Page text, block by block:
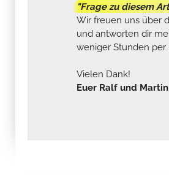
"Frage zu diesem
Wir freuen uns über
und antworten dir
weniger Stunden per
Vielen Dank!
Euer Ralf und